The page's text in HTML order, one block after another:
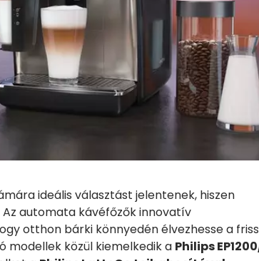
ideális választást jelentenek, hiszen
automata kávéfőzők innovatív
otthon bárki könnyedén élvezhesse a
modellek közül kiemelkedik a Philips